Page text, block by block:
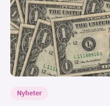
Nyheter